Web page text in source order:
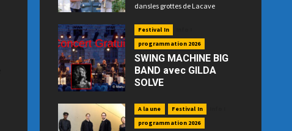
dansles grottes de Lacave
Festival In
programmation 2026
SWING MACHINE BIG
BAND avec GILDA
SOLVE
place P. Betz à Souillac - GRATUIT -
A la une Festival In
programmation 2026